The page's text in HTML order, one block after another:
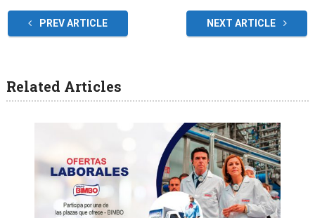
PREV ARTICLE NEXT ARTICLE
Related Articles